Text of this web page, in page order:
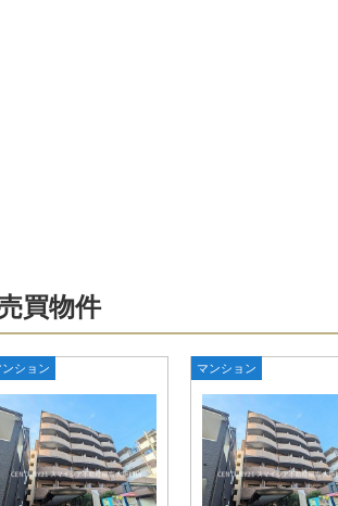
買物件
ンション マンション